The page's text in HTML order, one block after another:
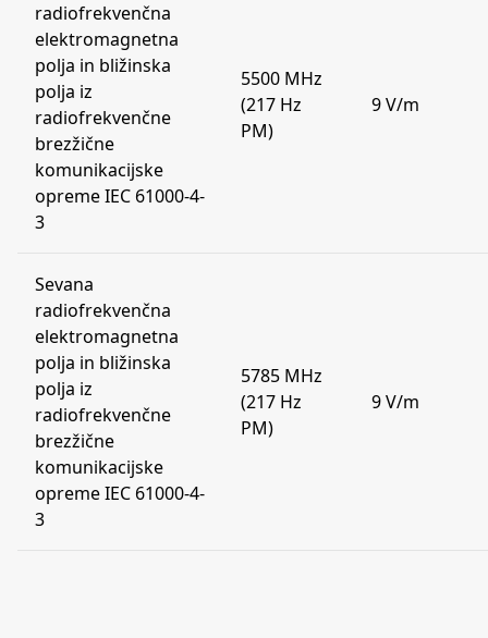
radiofrekvenčna
elektromagnetna
polja in bližinska
polja iz
radiofrekvenčne
brezžične
komunikacijske
opreme IEC 61000-4-
3
5500 MHz
(217 Hz
PM)
9 V/m
Sevana
radiofrekvenčna
elektromagnetna
polja in bližinska
polja iz
radiofrekvenčne
brezžične
komunikacijske
opreme IEC 61000-4-
3
5785 MHz
(217 Hz
PM)
9 V/m